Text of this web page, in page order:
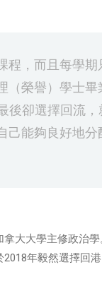
程，而且每學期
（榮譽）學士畢
後卻選擇回流
己能夠良好地分
大大學主修政治
年毅然選擇回